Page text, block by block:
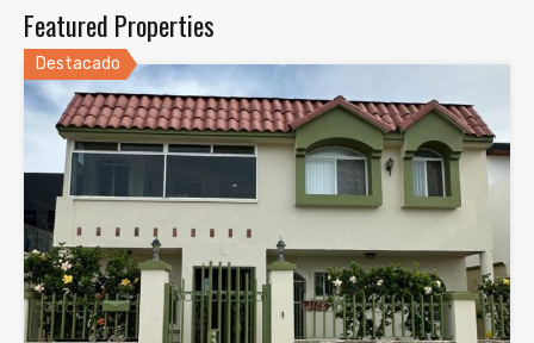
Featured Properties
Destacado